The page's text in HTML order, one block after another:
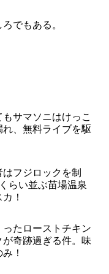
でもある。
サマソニはけっこ
れ、無料ライブを駆
フジロックを制
らい並ぶ苗場温泉
！
たローストチキン
が奇跡過ぎる件。味
！